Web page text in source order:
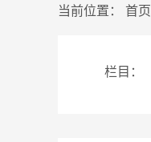
当前位置： 首页
栏目：